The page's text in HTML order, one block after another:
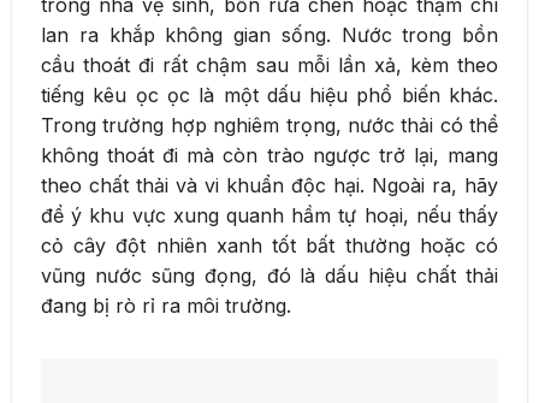
lan ra khắp không gian sống. Nước trong bồn
cầu thoát đi rất chậm sau mỗi lần xả, kèm theo
tiếng kêu ọc ọc là một dấu hiệu phổ biến khác.
Trong trường hợp nghiêm trọng, nước thải có thể
không thoát đi mà còn trào ngược trở lại, mang
theo chất thải và vi khuẩn độc hại. Ngoài ra, hãy
để ý khu vực xung quanh hầm tự hoại, nếu thấy
cỏ cây đột nhiên xanh tốt bất thường hoặc có
vũng nước sũng đọng, đó là dấu hiệu chất thải
đang bị rò rỉ ra môi trường.